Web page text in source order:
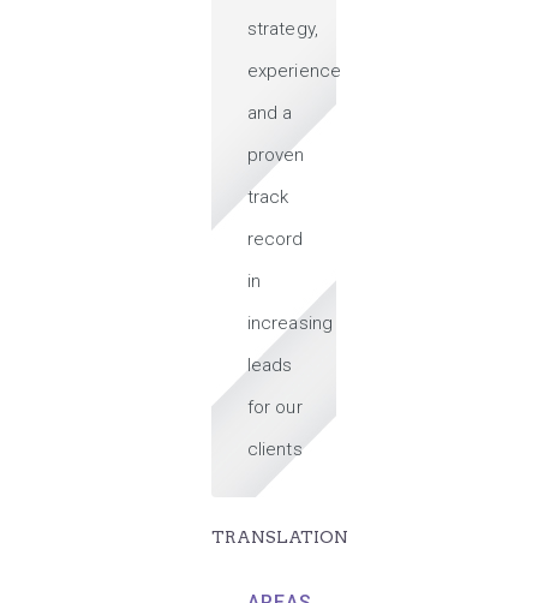
strategy,
experience
and a
proven
track
record
in
increasing
leads
for our
clients
TRANSLATION